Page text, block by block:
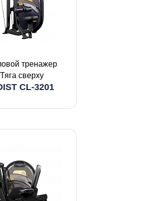
тренажер
Тяга сверху
CL-3201